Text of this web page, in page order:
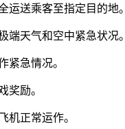
运送乘客至指定目的地。
端天气和空中紧急状况。
紧急情况。
奖励。
机正常运作。